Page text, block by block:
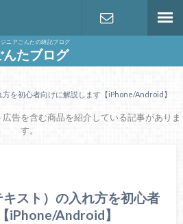
ジニアごんたの雑記ブログ
んたブログ
を初心者向けに解説します【iPhone/Android】
告を含む商品を紹介している記事がありま
す。
スト）の入れ方を初心者
iPhone/Android】